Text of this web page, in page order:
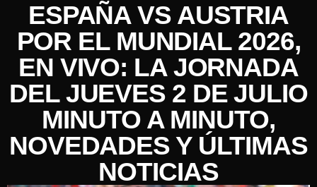
ESPAÑA VS AUSTRIA
POR EL MUNDIAL 2026,
EN VIVO: LA JORNADA
DEL JUEVES 2 DE JULIO
MINUTO A MINUTO,
NOVEDADES Y ÚLTIMAS
NOTICIAS